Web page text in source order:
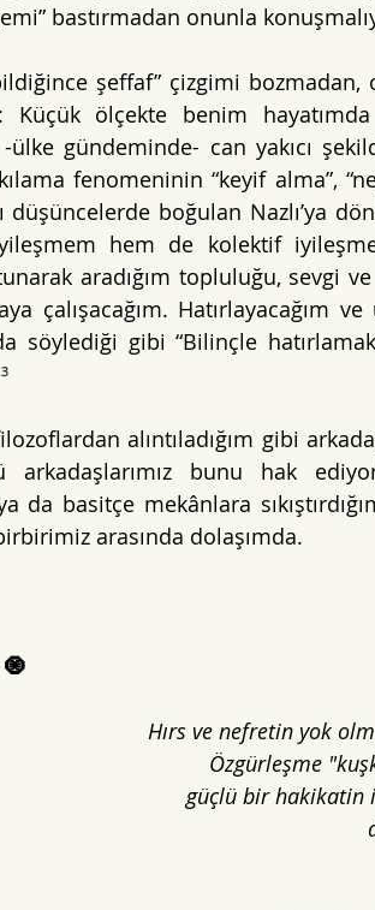
bastırmadan onunla
şeffaf” çizgimi bozmadan,
Küçük ölçekte benim
ülke gündeminde- can yakıcı
fenomeninin “keyif alma”,
düşüncelerde boğulan Nazlı’ya
hem de kolektif
aradığım topluluğu, sevgi
söylediği gibi “Bilinçle hatırlamak
³
alıntıladığım gibi
arkadaşlarımız bunu hak
basitçe mekânlara
arasında dolaşımda.
Hırs ve nefretin yok
Özgürleşme
güçlü bir hakikatin